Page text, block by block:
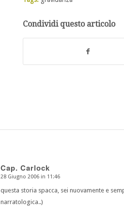
Condividi questo articolo
Cap. Carlock
dice:
28 Giugno 2006 in 11:46
questa storia spacca, sei nuovamente e
narratologica..)